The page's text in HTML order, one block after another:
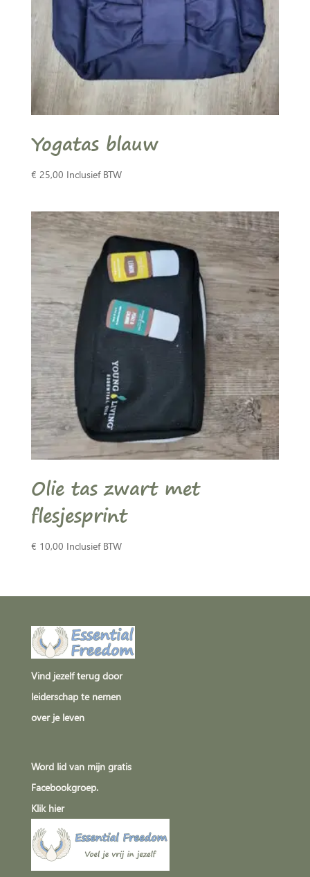
Yogatas blauw
€ 25,00 Inclusief BTW
Olie tas zwart met
flesjesprint
€ 10,00 Inclusief BTW
Vind jezelf terug door
leiderschap te nemen
over je leven
Word lid van mijn gratis
Facebookgroep.
Klik hier